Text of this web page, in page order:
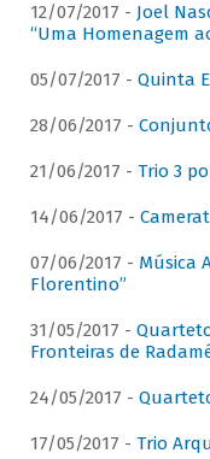
12/07/2017 - Joel
“Uma Homenagem
05/07/2017 - Quinta
28/06/2017 -
21/06/2017 - Trio 3
14/06/2017 -
07/06/2017 - Música
Florentino”
31/05/2017 -
Fronteiras de
24/05/2017 -
17/05/2017 - Trio